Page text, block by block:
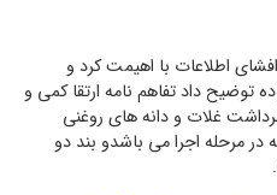
اطلاعات با اهیمت کرد و
توضیح داد تفاهم نامه ارتقا کمی و
غلات و دانه های روغنی
مرحله اجرا می باشدو بند دو